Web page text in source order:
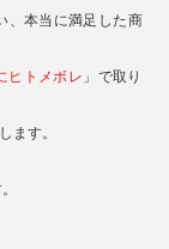
、本当に満足した商
ヒトメボレ 」で取り
ます。